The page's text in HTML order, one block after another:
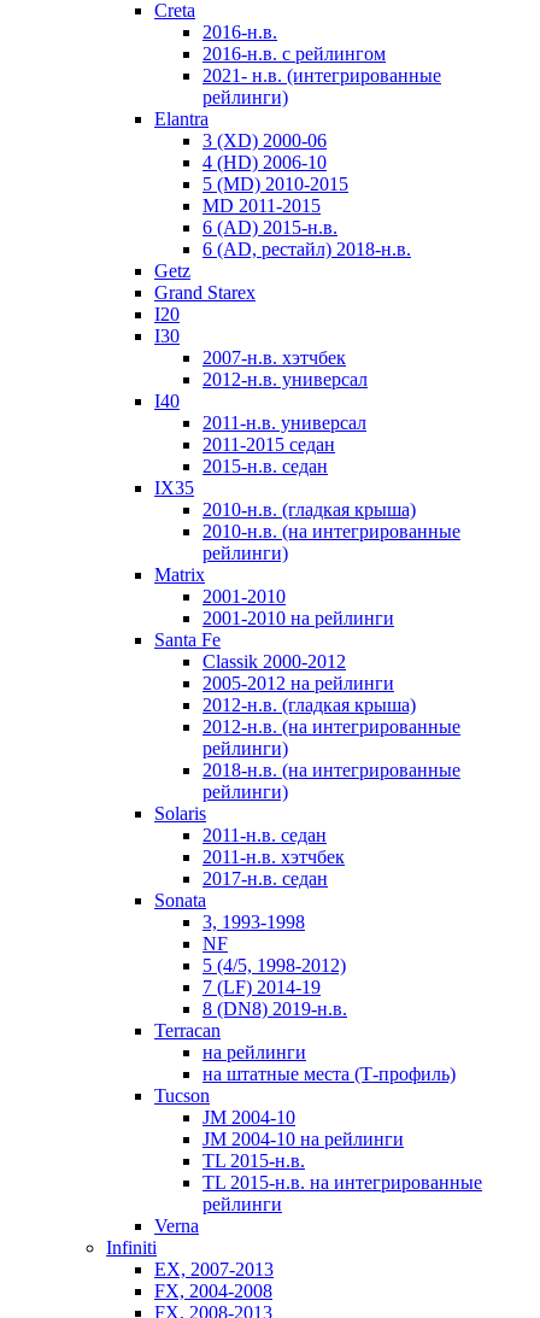
Creta
2016-н.в.
2016-н.в. с рейлингом
2021- н.в. (интегрированные
рейлинги)
Elantra
3 (XD) 2000-06
4 (HD) 2006-10
5 (MD) 2010-2015
MD 2011-2015
6 (AD) 2015-н.в.
6 (AD, рестайл) 2018-н.в.
Getz
Grand Starex
I20
I30
2007-н.в. хэтчбек
2012-н.в. универсал
I40
2011-н.в. универсал
2011-2015 седан
2015-н.в. седан
IX35
2010-н.в. (гладкая крыша)
2010-н.в. (на интегрированные
рейлинги)
Matrix
2001-2010
2001-2010 на рейлинги
Santa Fe
Classik 2000-2012
2005-2012 на рейлинги
2012-н.в. (гладкая крыша)
2012-н.в. (на интегрированные
рейлинги)
2018-н.в. (на интегрированные
рейлинги)
Solaris
2011-н.в. седан
2011-н.в. хэтчбек
2017-н.в. седан
Sonata
3, 1993-1998
NF
5 (4/5, 1998-2012)
7 (LF) 2014-19
8 (DN8) 2019-н.в.
Terracan
на рейлинги
на штатные места (Т-профиль)
Tucson
JM 2004-10
JM 2004-10 на рейлинги
TL 2015-н.в.
TL 2015-н.в. на интегрированные
рейлинги
Verna
Infiniti
EX, 2007-2013
FX, 2004-2008
FX, 2008-2013